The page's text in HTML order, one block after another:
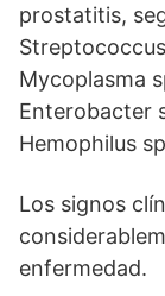
prostatitis,
Mycoplasma
Enterobacter
Hemophilus
Los signos
enfermedad.